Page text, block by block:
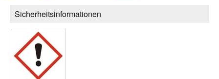
Sicherheitsinformationen